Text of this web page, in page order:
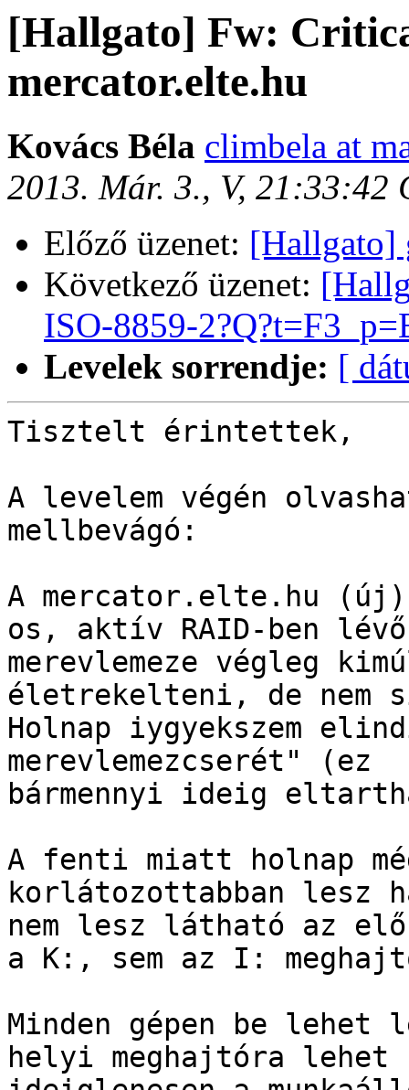
[Hallgato] Fw:
mercator.elte.hu
Kovács Béla climbela at
2013. Már. 3., V, 21:33:42
Előző üzenet: [Hallgato]
Következő üzenet:
ISO-8859-
Levelek sorrendje: [
Tisztelt érintettek,
A levelem végén
mellbevágó:
A mercator.elte.hu (új)
os, aktív RAID-ben lévő
merevlemeze végleg
életrekelteni, de nem
Holnap iygyekszem
merevlemezcserét" (ez
bármennyi ideig
A fenti miatt holnap
korlátozottabban lesz
nem lesz látható az
a K:, sem az I:
Minden gépen be
helyi meghajtóra lehet